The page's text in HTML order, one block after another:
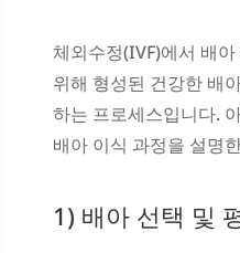
체외수정(IVF)에서 배
위해 형성된 건강한 배
하는 프로세스입니다.
배아 이식 과정을 설명
1) 배아 선택 및